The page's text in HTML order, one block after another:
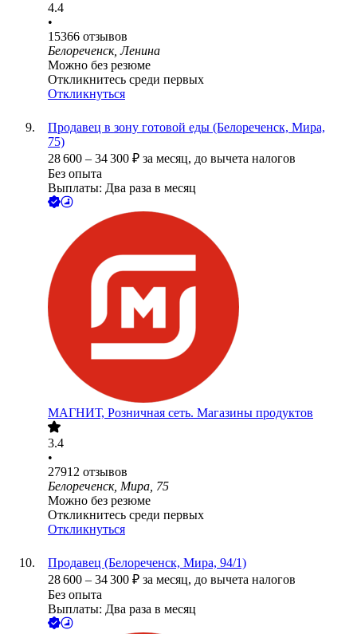
4.4
•
15366 отзывов
Белореченск, Ленина
Можно без резюме
Откликнитесь среди первых
Откликнуться
Продавец в зону готовой еды (Белореченск, Мира,
75)
28 600 – 34 300 ₽ за месяц, до вычета налогов
Без опыта
Выплаты: Два раза в месяц
МАГНИТ, Розничная сеть. Магазины продуктов
3.4
•
27912 отзывов
Белореченск, Мира, 75
Можно без резюме
Откликнитесь среди первых
Откликнуться
Продавец (Белореченск, Мира, 94/1)
28 600 – 34 300 ₽ за месяц, до вычета налогов
Без опыта
Выплаты: Два раза в месяц